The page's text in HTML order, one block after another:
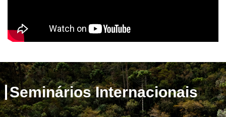
Seminários Internacionais